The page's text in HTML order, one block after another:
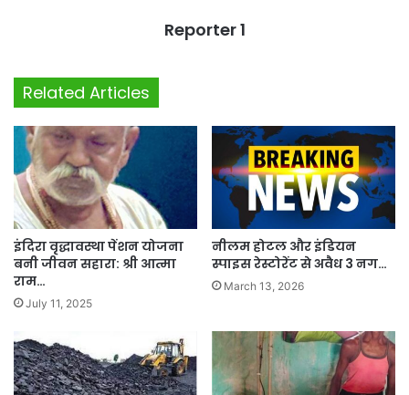
Reporter 1
Related Articles
इंदिरा वृद्धावस्था पेंशन योजना
बनी जीवन सहारा: श्री आत्मा
राम…
July 11, 2025
नीलम होटल और इंडियन
स्पाइस रेस्टोरेंट से अवैध 3 नग…
March 13, 2026